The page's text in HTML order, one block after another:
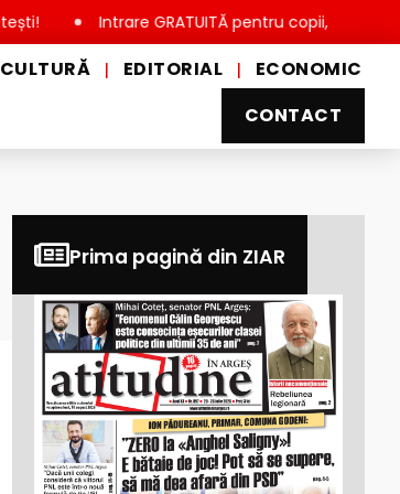
Intrare GRATUITĂ pentru copii, elevi și studenți,
CULTURĂ | EDITORIAL |
ECONOMIC
CONTACT
Prima pagină din ZIAR